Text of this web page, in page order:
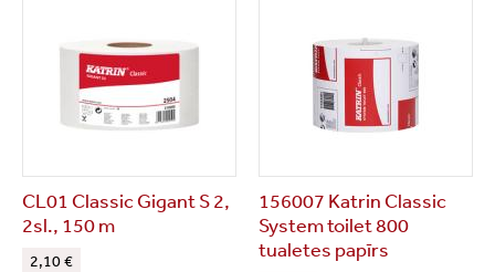
CL01 Classic Gigant S 2,
2sl., 150 m
2,10 €
156007 Katrin Classic
System toilet 800
tualetes papīrs